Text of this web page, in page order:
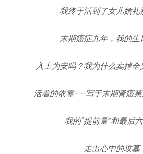
我终于活到了女儿婚礼
末期癌症九年，我的生
入土为安吗？我为什么卖掉全
活着的依靠——写于末期肾癌
我的“提前量”和最后
走出心中的坟墓